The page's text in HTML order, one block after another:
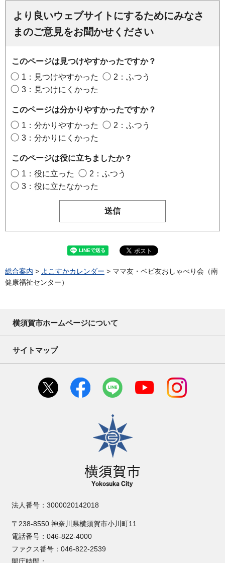
より良いウェブサイトにするためにみなさ
まのご意見をお聞かせください
このページは見つけやすかったですか？
1：見つけやすかった
2：ふつう
3：見つけにくかった
このページは分かりやすかったですか？
1：分かりやすかった
2：ふつう
3：分かりにくかった
このページは役に立ちましたか？
1：役に立った
2：ふつう
3：役に立たなかった
総合案内 > よこすかカレンダー > ママ友・ベビ友おしゃべり会（南
健康福祉センター）
横須賀市ホームページについて
サイトマップ
横須賀市
法人番号：3000020142018
〒238-8550 神奈川県横須賀市小川町11
電話番号：046-822-4000
ファクス番号：046-822-2539